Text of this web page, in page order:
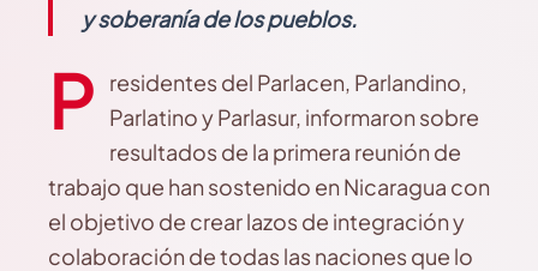
y soberanía de los pueblos.
P
residentes del Parlacen, Parlandino,
Parlatino y Parlasur, informaron sobre
resultados de la primera reunión de
trabajo que han sostenido en Nicaragua con
el objetivo de crear lazos de integración y
colaboración de todas las naciones que lo